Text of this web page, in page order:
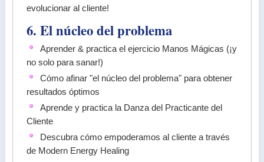
evolucionar al cliente!
6. El núcleo del problema
Aprender & practica el ejercicio Manos Mágicas (¡y
no solo para sanar!)
Cómo afinar "el núcleo del problema" para obtener
resultados óptimos
Aprende y practica la Danza del Practicante del
Cliente
Descubra cómo empoderamos al cliente a través
de Modern Energy Healing